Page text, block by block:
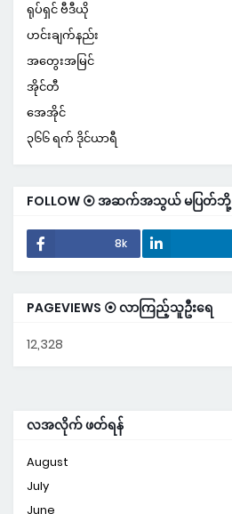
ရုပ်ရှင် ဗီဒီယို
ဟင်းချက်နည်း
အတွေးအမြင်
အိုင်တီ
အေအိုင်
၃၆၆ ရက် ဒိုင်ယာရီ
FOLLOW ⦿ အဆက်အသွယ် မပြတ်ဘို့
8k
PAGEVIEWS ⦿ လာကြည့်သူဦးရေ
12,328
လအလိုက် ဖတ်ရန်
August
July
June